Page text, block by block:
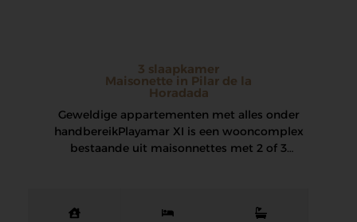
3 slaapkamer
Maisonette in Pilar de la
Horadada
Geweldige appartementen met alles onder
handbereik Playamar XI is een wooncomplex
bestaande uit maisonnettes met 2 of 3